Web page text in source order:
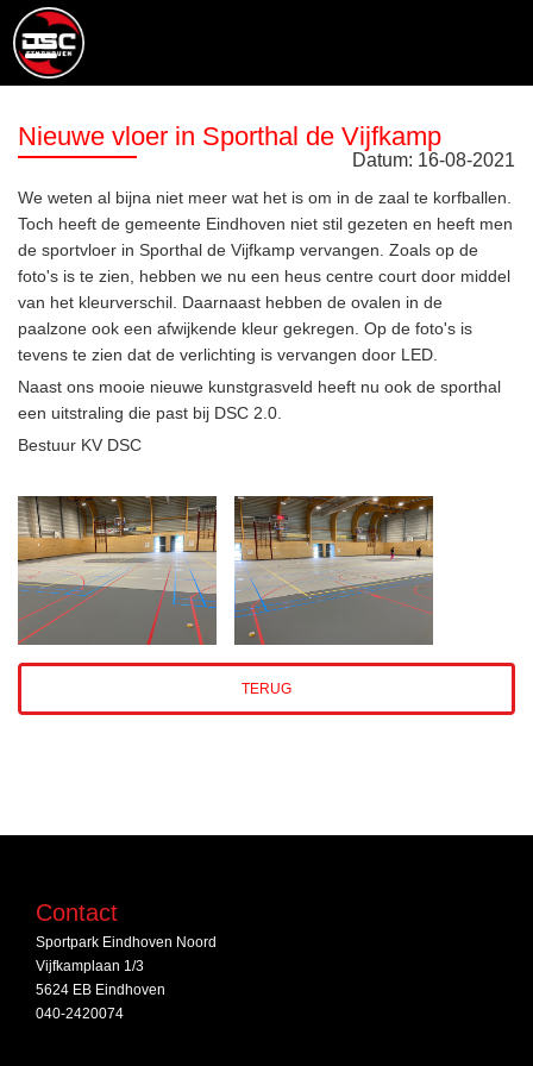
Nieuwe vloer in Sporthal de Vijfkamp
Datum: 16-08-2021
We weten al bijna niet meer wat het is om in de zaal te korfballen.
Toch heeft de gemeente Eindhoven niet stil gezeten en heeft men
de sportvloer in Sporthal de Vijfkamp vervangen. Zoals op de
foto's is te zien, hebben we nu een heus centre court door middel
van het kleurverschil. Daarnaast hebben de ovalen in de
paalzone ook een afwijkende kleur gekregen. Op de foto's is
tevens te zien dat de verlichting is vervangen door LED.
Naast ons mooie nieuwe kunstgrasveld heeft nu ook de sporthal
een uitstraling die past bij DSC 2.0.
Bestuur KV DSC
TERUG
Contact
Sportpark Eindhoven Noord
Vijfkamplaan 1/3
5624 EB Eindhoven
040-2420074